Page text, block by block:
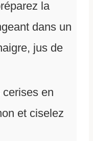
la
dans un
jus de
en
et ciselez